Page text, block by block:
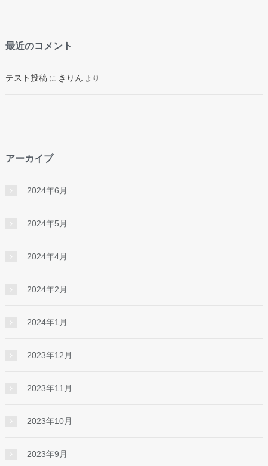
最近のコメント
テスト投稿 に きりん より
アーカイブ
2024年6月
2024年5月
2024年4月
2024年2月
2024年1月
2023年12月
2023年11月
2023年10月
2023年9月